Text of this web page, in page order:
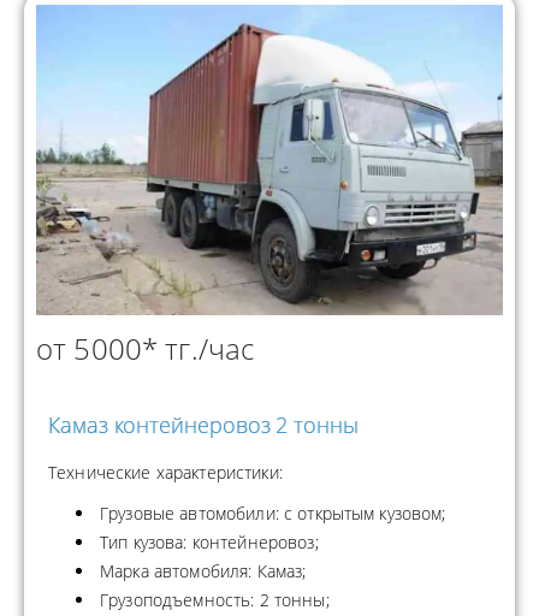
от 5000* тг./час
Камаз контейнеровоз 2 тонны
Технические характеристики:
Грузовые автомобили: с открытым кузовом;
Тип кузова: контейнеровоз;
Марка автомобиля: Камаз;
Грузоподъемность: 2 тонны;